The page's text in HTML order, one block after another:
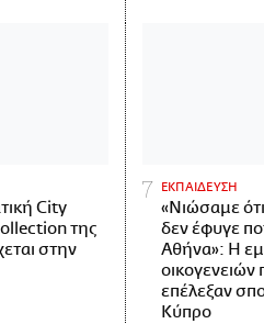
City
της
στην
ΕΚΠΑΙΔΕΥΣΗ
«Νιώσαμε ότι
δεν έφυγε
Αθήνα»: Η
οικογενειών
επέλεξαν
Κύπρο